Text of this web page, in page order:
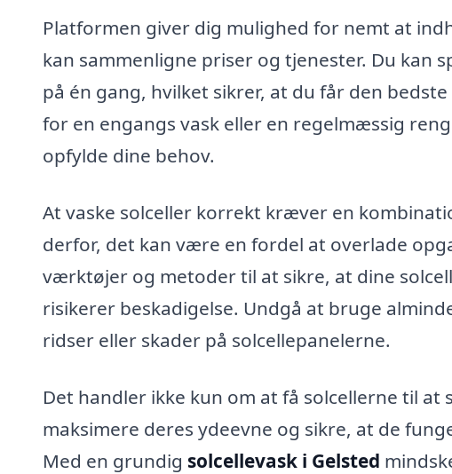
Platformen giver dig mulighed for nemt at
kan sammenligne priser og tjenester. Du kan
på én gang, hvilket sikrer, at du får den
for en engangs vask eller en regelmæssig
opfylde dine behov.
At vaske solceller korrekt kræver en
derfor, det kan være en fordel at overlade
værktøjer og metoder til at sikre, at dine
risikerer beskadigelse. Undgå at bruge
ridser eller skader på solcellepanelerne.
Det handler ikke kun om at få solcellerne til
maksimere deres ydeevne og sikre, at de
Med en grundig solcellevask i Gelsted